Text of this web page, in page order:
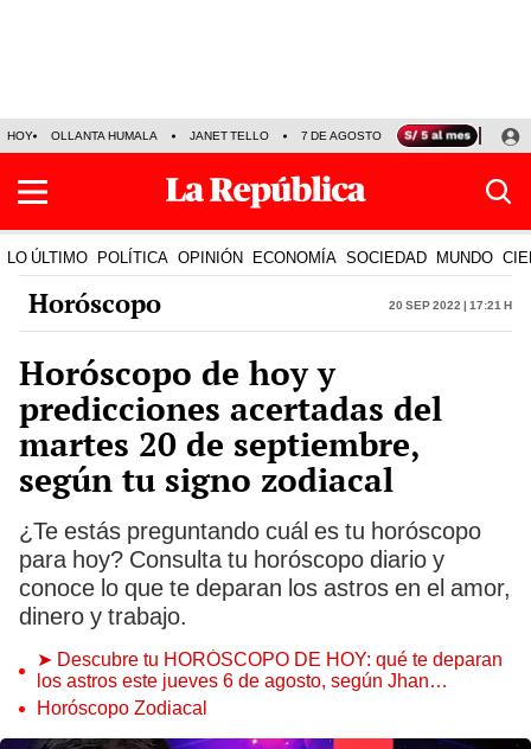
HOY OLLANTA HUMALA JANET TELLO 7 DE AGOSTO TINKA RESULTADOS
LO ÚLTIMO POLÍTICA OPINIÓN ECONOMÍA SOCIEDAD MUNDO
Horóscopo 20 Sep 2022 | 17:21 h
Horóscopo de hoy y
predicciones acertadas del
martes 20 de septiembre,
según tu signo zodiacal
¿Te estás preguntando cuál es tu horóscopo
para hoy? Consulta tu horóscopo diario y
conoce lo que te deparan los astros en el amor,
dinero y trabajo.
➤ Descubre tu HORÓSCOPO DE HOY: qué te deparan
los astros este jueves 6 de agosto, según Jhan
Sandoval
Horóscopo Zodiacal